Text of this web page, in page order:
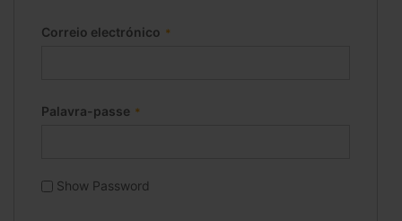
Correio electrónico
Palavra-passe
Show Password